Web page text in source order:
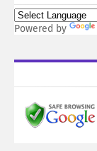
Powered by